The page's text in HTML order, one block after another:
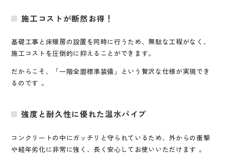
施工コストが断然お得！
基礎工事と床暖房の設置を同時に行うため、無駄な工程がなく、
施工コストを圧倒的に抑えることができます。
だからこそ、「一階全面標準装備」という贅沢な仕様が実現でき
るのです 。
強度と耐久性に優れた温水パイプ
コンクリートの中にガッチリと守られているため、外からの衝撃
や経年劣化に非常に強く、長く安心してお使いいただけます 。